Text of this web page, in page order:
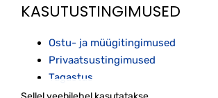
KASUTUSTINGIMUSED
Ostu- ja müügitingimused
Privaatsustingimused
Tagastus